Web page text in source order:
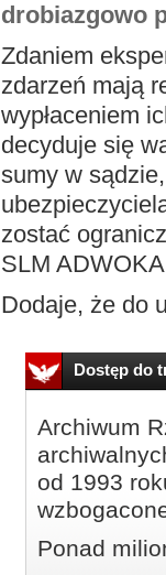
drobiazgowo
Zdaniem
zdarzeń mają
wypłaceniem
decyduje się
sumy w
zostać
SLM
Dodaje, że do
Dostęp do
Archiwum
od 1993
Ponad